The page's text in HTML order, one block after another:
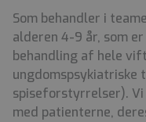
Som behandler i
alderen 4-9 år, som
behandling af hele
ungdomspsykiatriske
spiseforstyrrelser).
med patienterne,